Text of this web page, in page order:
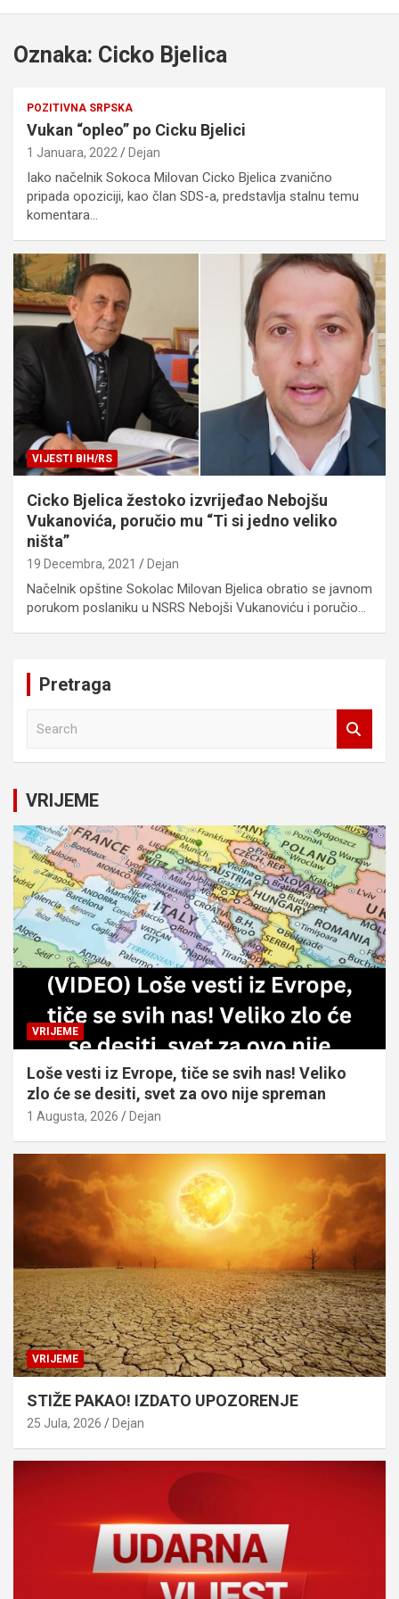
Oznaka: Cicko Bjelica
POZITIVNA SRPSKA
Vukan “opleo” po Cicku Bjelici
1 Januara, 2022 Dejan
Iako načelnik Sokoca Milovan Cicko Bjelica zvanično
pripada opoziciji, kao član SDS-a, predstavlja stalnu temu
komentara…
VIJESTI BIH/RS
Cicko Bjelica žestoko izvrijeđao Nebojšu
Vukanovića, poručio mu “Ti si jedno veliko
ništa”
19 Decembra, 2021 Dejan
Načelnik opštine Sokolac Milovan Bjelica obratio se javnom
porukom poslaniku u NSRS Nebojši Vukanoviću i poručio…
Pretraga
c
h
VRIJEME
VRIJEME
Loše vesti iz Evrope, tiče se svih nas! Veliko
zlo će se desiti, svet za ovo nije spreman
1 Augusta, 2026 Dejan
VRIJEME
STIŽE PAKAO! IZDATO UPOZORENJE
25 Jula, 2026 Dejan